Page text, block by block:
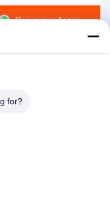
o roupa interior sem
Conversar Agora
Co., Ltd.
for?